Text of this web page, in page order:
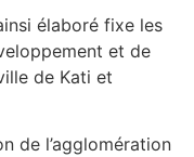
élaboré fixe les
et de
de Kati et
de l’agglomération